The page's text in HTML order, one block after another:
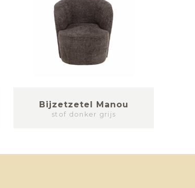
Bijzetzetel Manou
stof donker grijs